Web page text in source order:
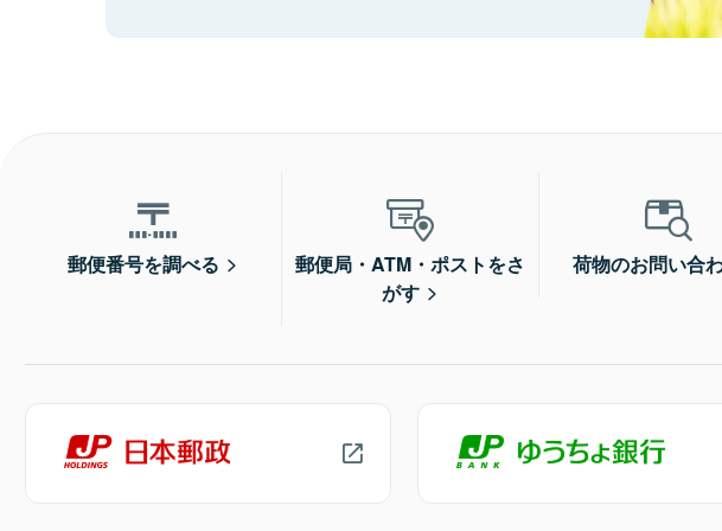
郵便番号を調べる
郵便局・ATM・ポストをさ
がす
荷物のお問い合